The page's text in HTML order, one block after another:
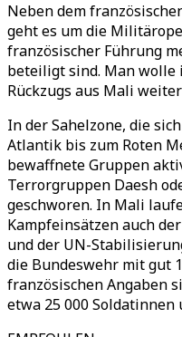
Neben dem
geht es um die
französischer Führung
beteiligt sind. Man wolle
Rückzugs aus Mali
In der Sahelzone, die
Atlantik bis zum Roten
bewaffnete Gruppen
Terrorgruppen Daesh
geschworen. In Mali
Kampfeinsätzen auch
und der UN-
die Bundeswehr mit gut
französischen Angaben
etwa 25 000 Soldatinnen